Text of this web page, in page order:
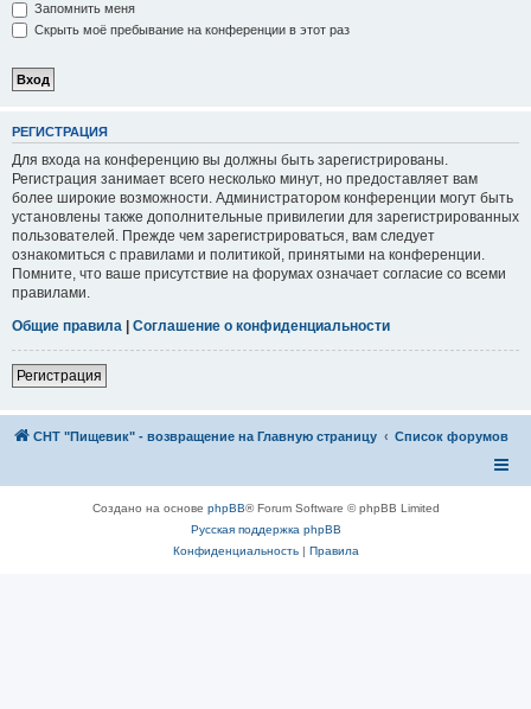
Запомнить меня
Скрыть моё пребывание на конференции в этот раз
РЕГИСТРАЦИЯ
Для входа на конференцию вы должны быть зарегистрированы.
Регистрация занимает всего несколько минут, но предоставляет вам
более широкие возможности. Администратором конференции могут быть
установлены также дополнительные привилегии для зарегистрированных
пользователей. Прежде чем зарегистрироваться, вам следует
ознакомиться с правилами и политикой, принятыми на конференции.
Помните, что ваше присутствие на форумах означает согласие со всеми
правилами.
Общие правила | Соглашение о конфиденциальности
Регистрация
СНТ "Пищевик" - возвращение на Главную страницу Список форумов
Создано на основе phpBB® Forum Software © phpBB Limited
Русская поддержка phpBB
Конфиденциальность| Правила